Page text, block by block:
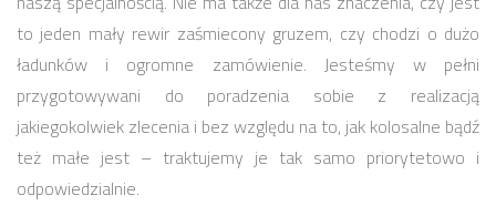
to jeden mały rewir zaśmiecony gruzem, czy chodzi o dużo
ładunków i ogromne zamówienie. Jesteśmy w pełni
przygotowywani do poradzenia sobie z realizacją
jakiegokolwiek zlecenia i bez względu na to, jak kolosalne bądź
też małe jest – traktujemy je tak samo priorytetowo i
odpowiedzialnie.